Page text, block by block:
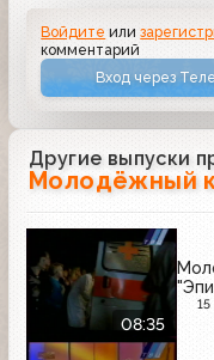
Войдите или
комментарий
Вход через
Другие выпуски
Молодёжный
08:35
15